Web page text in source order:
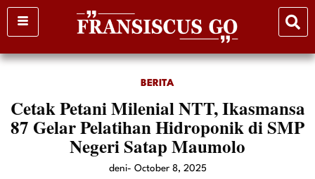
Skip
to
BERITA
Cetak Petani Milenial NTT, Ikasmansa
87 Gelar Pelatihan Hidroponik di SMP
Negeri Satap Maumolo
deni- October 8, 2025